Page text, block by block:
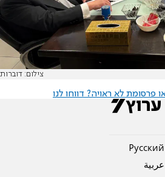
צילום: דוברות
פרסומת לא ראויה? דווחו לנו
Pусский
عربية